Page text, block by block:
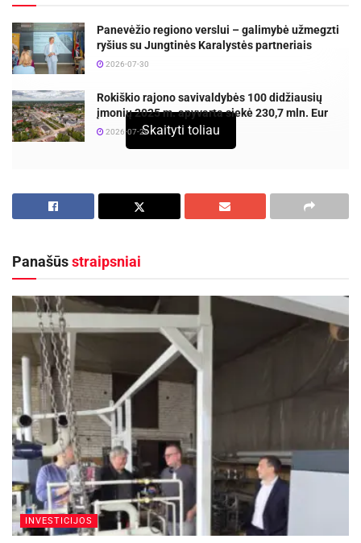
Panevėžio regiono verslui – galimybė užmegzti
ryšius su Jungtinės Karalystės partneriais
2026-07-30
Rokiškio rajono savivaldybės 100 didžiausių
įmonių 2025 m. apyvarta siekė 230,7 mln. Eur
2026-07-29
įgyvendinti trečioje klasėje sumanytą verslo
kurie dar nežino kas dedasi Rokiškyje.
kūrybingi vaikai
Dar pernai, Rokiškyje pradėjo vykti kitokie,
šiuolaikiški ir linksmi matematikos užsiėmimai
pradinių klasių mokiniams. Vieno iš užsiėmimų
metu vaikai kūrė verslo planus. Verslo idėjų buvo
įvairiausių, nuo picerijos iki
turinio
kūrėjo (youtuberio). Vaikai skaičiavo kiek turės
išlaidų, iš ko gaus pajamas, kokį pelną uždirbs,
sprendė problemas, ką daryti, jei pelno negaus.
Savo planus pristatė vieni kitiems ir nagrinėjo
Skaityti toliau
Panašūsstraipsniai
INVESTICIJOS